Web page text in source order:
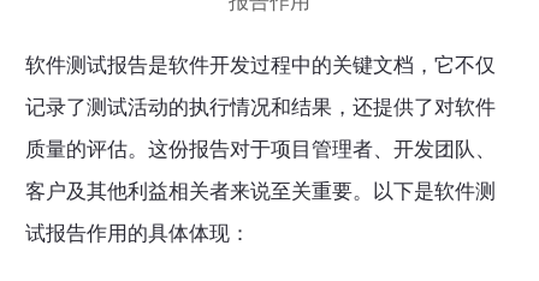
软件测试报告是软件开发过程中的关键文档，它不仅
记录了测试活动的执行情况和结果，还提供了对软件
质量的评估。这份报告对于项目管理者、开发团队、
客户及其他利益相关者来说至关重要。以下是软件测
试报告作用的具体体现：